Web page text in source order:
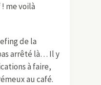
me voilà
de la
arrêté là… Il y
à faire,
au café.